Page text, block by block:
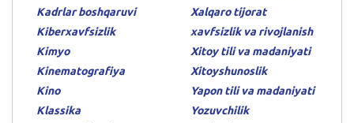
Kadrlar boshqaruvi
Kiberxavfsizlik
Kimyo
Kinematografiya
Kino
Klassika
Xalqaro tijorat
xavfsizlik va rivojlanish
Xitoy tili va madaniyati
Xitoyshunoslik
Yapon tili va madaniyati
Yozuvchilik